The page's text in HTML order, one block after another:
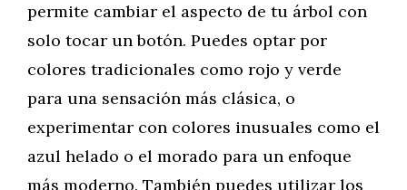
permite cambiar el aspecto de tu árbol con
solo tocar un botón. Puedes optar por
colores tradicionales como rojo y verde
para una sensación más clásica, o
experimentar con colores inusuales como el
azul helado o el morado para un enfoque
más moderno. También puedes utilizar los